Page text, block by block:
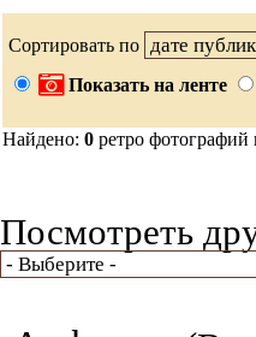
Сортировать по
Показать на ленте
Найдено: 0 ретро
Посмотреть